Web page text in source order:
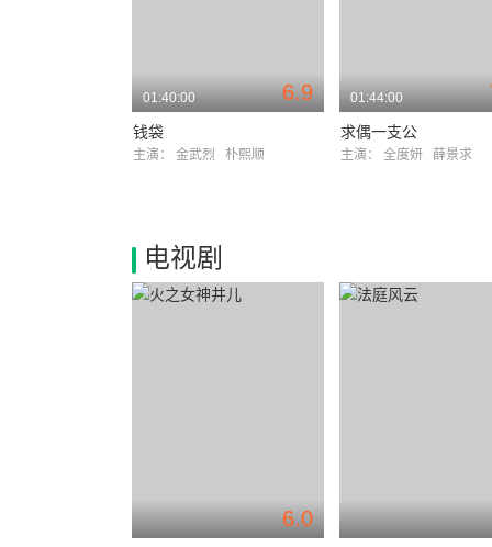
6.9
01:40:00
钱袋
主演： 金武烈 朴熙顺
01:44:00
求偶一支公
主演： 全度妍 薛景求
电视剧
6.0